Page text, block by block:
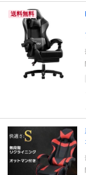
送料無料